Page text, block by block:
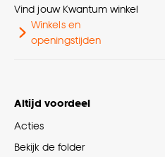
Vind jouw Kwantum winkel
Winkels en
openingstijden
Altijd voordeel
Acties
Bekijk de folder